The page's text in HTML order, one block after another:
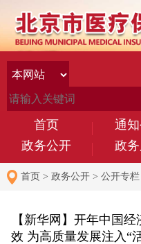
首页 通
政务公开
政
首页 > 政务公开 > 公开专栏
【新华网】开年中国
效 为高质量发展注入